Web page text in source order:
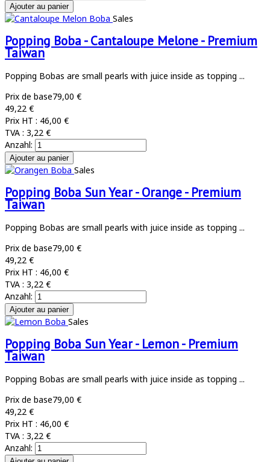
Sales
Popping Boba - Cantaloupe Melone - Premium
Taiwan
Popping Bobas are small pearls with juice inside as topping ...
Prix de base79,00 €
49,22 €
Prix HT : 46,00 €
TVA : 3,22 €
Anzahl:
Sales
Popping Boba Sun Year - Orange - Premium
Taiwan
Popping Bobas are small pearls with juice inside as topping ...
Prix de base79,00 €
49,22 €
Prix HT : 46,00 €
TVA : 3,22 €
Anzahl:
Sales
Popping Boba Sun Year - Lemon - Premium
Taiwan
Popping Bobas are small pearls with juice inside as topping ...
Prix de base79,00 €
49,22 €
Prix HT : 46,00 €
TVA : 3,22 €
Anzahl: